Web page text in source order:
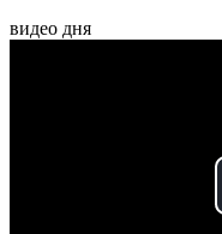
видео дня